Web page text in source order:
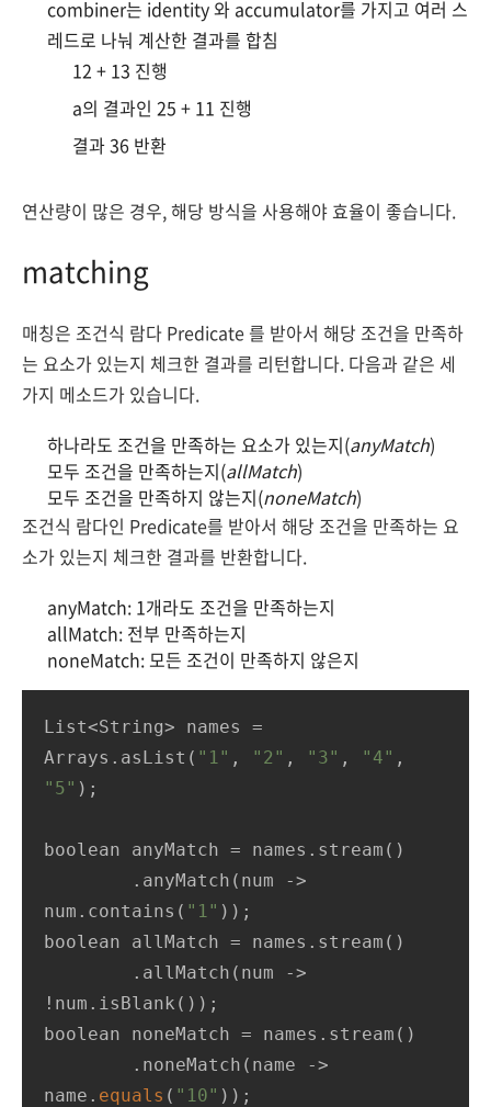
combiner는 identity 와 accumulator를 가지고 여러 스
레드로 나눠 계산한 결과를 합침
12 + 13 진행
a의 결과인 25 + 11 진행
결과 36 반환
연산량이 많은 경우, 해당 방식을 사용해야 효율이 좋습니다.
matching
매칭은 조건식 람다 Predicate 를 받아서 해당 조건을 만족하
는 요소가 있는지 체크한 결과를 리턴합니다. 다음과 같은 세
가지 메소드가 있습니다.
하나라도 조건을 만족하는 요소가 있는지(anyMatch)
모두 조건을 만족하는지(allMatch)
모두 조건을 만족하지 않는지(noneMatch)
조건식 람다인 Predicate를 받아서 해당 조건을 만족하는 요
소가 있는지 체크한 결과를 반환합니다.
anyMatch: 1개라도 조건을 만족하는지
allMatch: 전부 만족하는지
noneMatch: 모든 조건이 만족하지 않은지
List<String> names =
Arrays.asList( "1" , "2" , "3" , "4"
"5" );
boolean anyMatch = names.stream()
num.contains( "1" ));
boolean allMatch = names.stream()
!num.isBlank());
boolean noneMatch = names.stream()
name. equals ( "10" ));